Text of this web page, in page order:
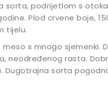
sorta, podrijetlom s
Plod crvene boje,
tijelu.
meso s mnogo sjemenki.
neodređenog rasta.
Dugotrajna sorta